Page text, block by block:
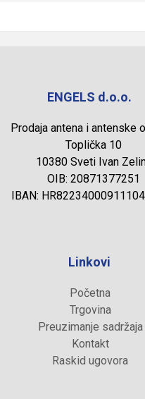
ENGELS d.o.o.
Prodaja antena i antenske
Toplička 10
10380 Sveti Ivan
OIB: 20871377251
IBAN:
Linkovi
Početna
Trgovina
Preuzimanje sadržaja
Kontakt
Raskid ugovora